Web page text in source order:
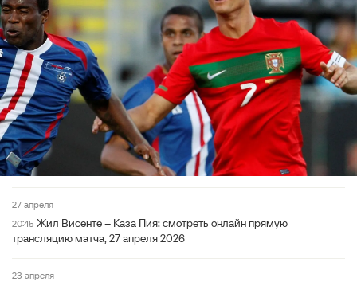
27 апреля
20:45 Жил Висенте – Каза Пия: смотреть онлайн прямую
трансляцию матча, 27 апреля 2026
23 апреля